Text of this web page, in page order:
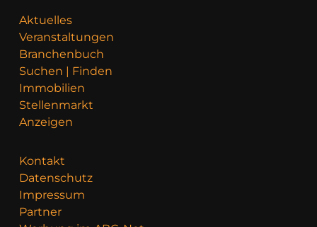
Aktuelles
Veranstaltungen
Branchenbuch
Suchen | Finden
Immobilien
Stellenmarkt
Anzeigen
Kontakt
Datenschutz
Impressum
Partner